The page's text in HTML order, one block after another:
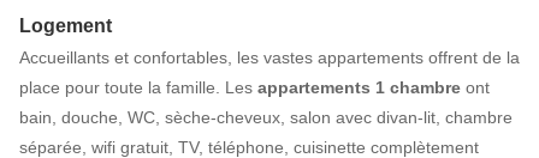
Logement
Accueillants et confortables, les vastes appartements offrent de la
place pour toute la famille. Les appartements 1 chambre ont
bain, douche, WC, sèche-cheveux, salon avec divan-lit, chambre
séparée, wifi gratuit, TV, téléphone, cuisinette complètement